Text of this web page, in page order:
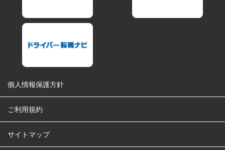
個人情報保護方針
ご利用規約
サイトマップ